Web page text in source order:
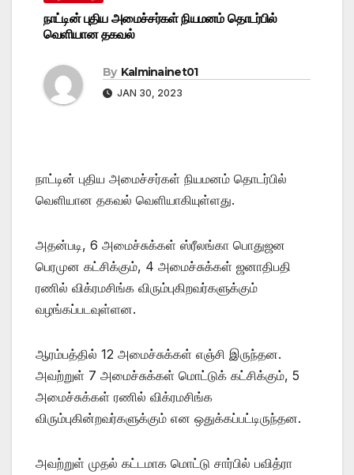
நாட்டின் புதிய அமைச்சர்கள் நியமனம் தொடர்பில்
வெளியான தகவல்
By Kalminainet01
JAN 30, 2023
நாட்டின் புதிய அமைச்சர்கள் நியமனம் தொடர்பில்
வெளியான தகவல் வெளியாகியுள்ளது.
அதன்படி, 6 அமைச்சுக்கள் ஸ்ரீலங்கா பொதுஜன
பெரமுன கட்சிக்கும், 4 அமைச்சுக்கள் ஜனாதிபதி
ரணில் விக்ரமசிங்க விரும்புகிறவர்களுக்கும்
வழங்கப்படவுள்ளன.
ஆரம்பத்தில் 12 அமைச்சுக்கள் எஞ்சி இருந்தன.
அவற்றுள் 7 அமைச்சுக்கள் மொட்டுக் கட்சிக்கும், 5
அமைச்சுக்கள் ரணில் விக்ரமசிங்க
விரும்புகின்றவர்களுக்கும் என ஒதுக்கப்பட்டிருந்தன.
அவற்றுள் முதல் கட்டமாக மொட்டு சார்பில் பவித்ரா